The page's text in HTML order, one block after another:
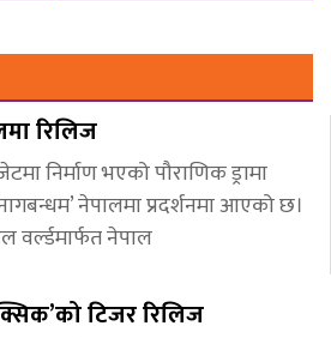
रिलिज
निर्माण भएको पौराणिक ड्रामा
नेपालमा प्रदर्शनमा आएको छ।
वर्ल्डमार्फत नेपाल
टिजर रिलिज